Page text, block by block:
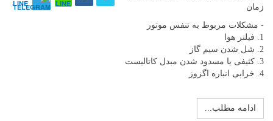
زمان
- مشکلات مربوط به تنفس موتور
1. فیلتر هوا
2. شل شدن سیم گاز
3. کثیفی یا مسدود شدن مبدل کاتالیست
4. خرابی انباره اگزوز
ادامه مطلب...